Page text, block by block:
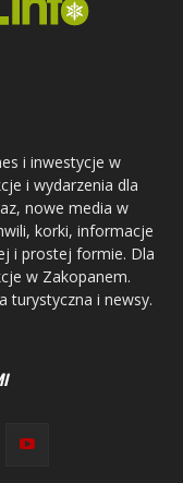
i inwestycje w
i wydarzenia dla
nowe media w
korki, informacje
i prostej formie. Dla
w Zakopanem.
turystyczna i newsy.